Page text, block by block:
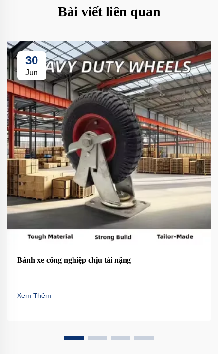
Bài viết liên quan
30
Jun
Bánh xe công nghiệp chịu tải nặng
Xem Thêm